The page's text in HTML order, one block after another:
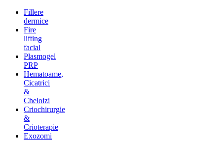
Fillere
dermice
Fire
lifting
facial
Plasmogel
PRP
Hematoame,
Cicatrici
&
Cheloizi
Criochirurgie
&
Crioterapie
Exozomi